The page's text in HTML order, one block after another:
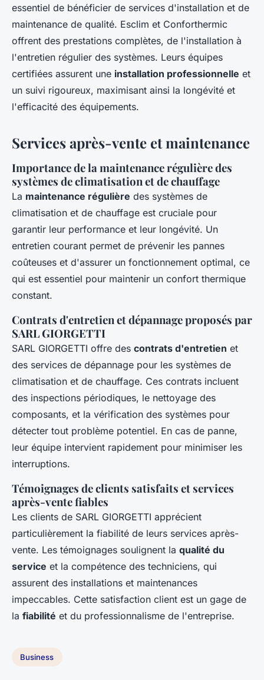
essentiel de bénéficier de services d'installation et de
maintenance de qualité. Esclim et Conforthermic
offrent des prestations complètes, de l'installation à
l'entretien régulier des systèmes. Leurs équipes
certifiées assurent une installation professionnelle et
un suivi rigoureux, maximisant ainsi la longévité et
l'efficacité des équipements.
Services après-vente et maintenance
Importance de la maintenance régulière des
systèmes de climatisation et de chauffage
La maintenance régulière des systèmes de
climatisation et de chauffage est cruciale pour
garantir leur performance et leur longévité. Un
entretien courant permet de prévenir les pannes
coûteuses et d'assurer un fonctionnement optimal, ce
qui est essentiel pour maintenir un confort thermique
constant.
Contrats d'entretien et dépannage proposés par
SARL GIORGETTI
SARL GIORGETTI offre des contrats d'entretien et
des services de dépannage pour les systèmes de
climatisation et de chauffage. Ces contrats incluent
des inspections périodiques, le nettoyage des
composants, et la vérification des systèmes pour
détecter tout problème potentiel. En cas de panne,
leur équipe intervient rapidement pour minimiser les
interruptions.
Témoignages de clients satisfaits et services
après-vente fiables
Les clients de SARL GIORGETTI apprécient
particulièrement la fiabilité de leurs services après-
vente. Les témoignages soulignent la qualité du
service et la compétence des techniciens, qui
assurent des installations et maintenances
impeccables. Cette satisfaction client est un gage de
la fiabilité et du professionnalisme de l'entreprise.
Business